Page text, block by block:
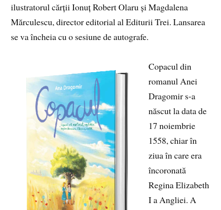
ilustratorul cărții Ionuț Robert Olaru și Magdalena
Mărculescu, director editorial al Editurii Trei. Lansarea
se va încheia cu o sesiune de autografe.
Copacul din
romanul Anei
Dragomir s-a
născut la data de
17 noiembrie
1558, chiar în
ziua în care era
încoronată
Regina Elizabeth
I a Angliei. A